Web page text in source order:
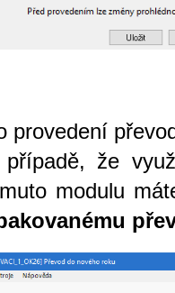
provedení
že
modulu